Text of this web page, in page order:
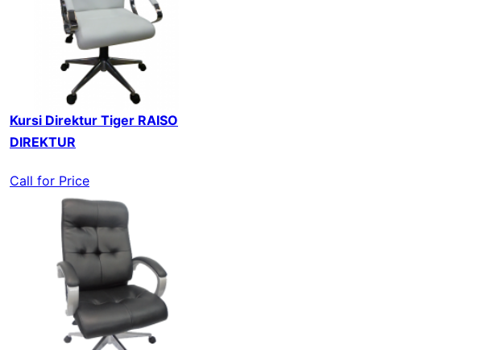
Kursi Direktur Tiger RAISO
DIREKTUR
Call for Price